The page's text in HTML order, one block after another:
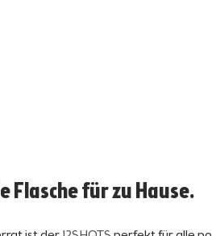
Flasche für zu Hause.